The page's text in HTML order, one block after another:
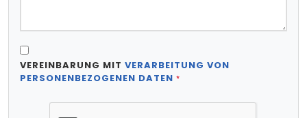
VEREINBARUNG MIT VERARBEITUNG VON
PERSONENBEZOGENEN DATEN *